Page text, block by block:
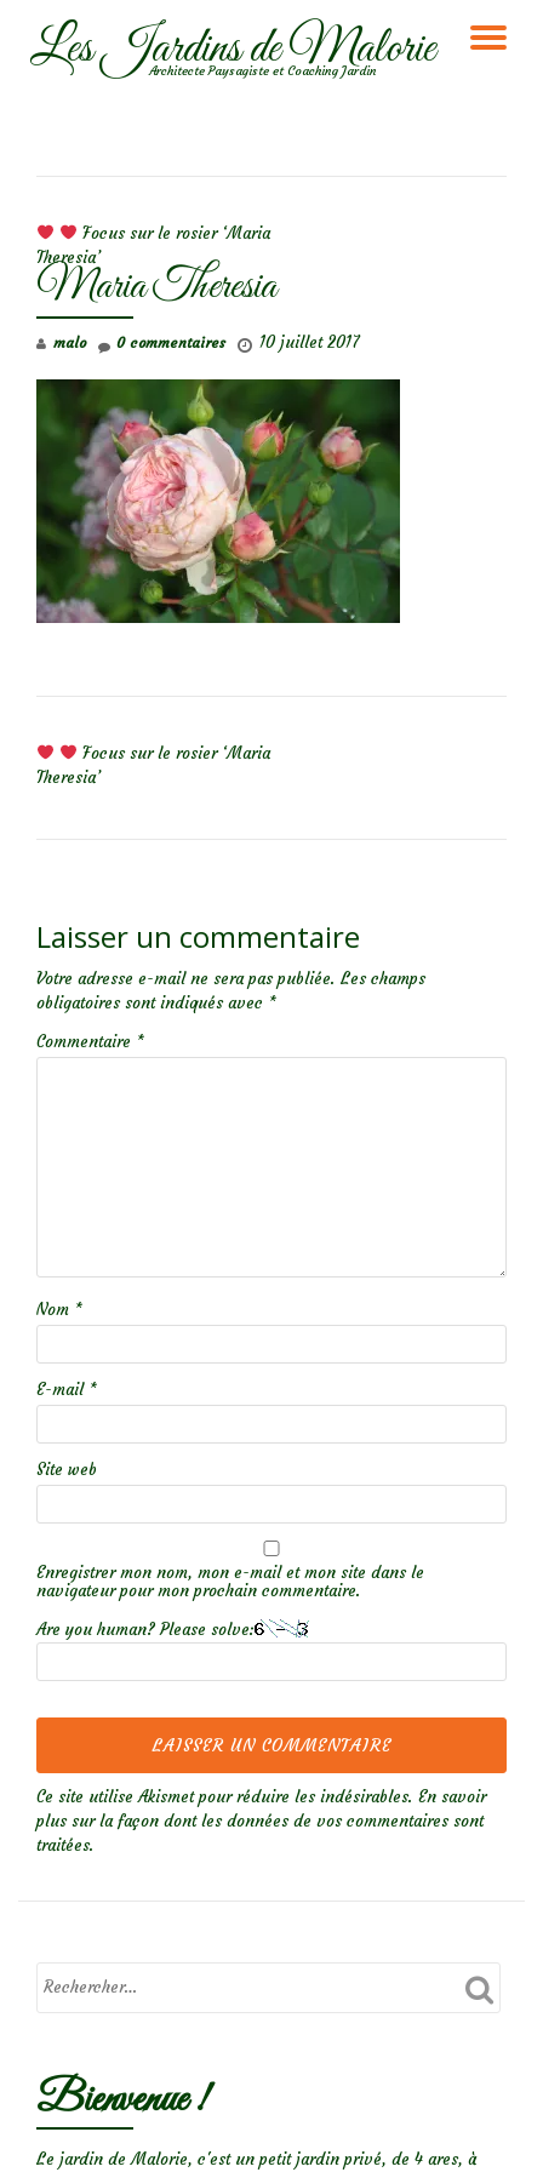
AllerLes Jardins de Malorie
Architecte Paysagiste et Coaching Jardin
Focus sur le rosier ‘Maria
Theresia’
Maria Theresia
malo 10 juillet 2017
0 commentaires
Focus sur le rosier ‘Maria
Theresia’
Laisser un commentaire
Votre adresse e-mail ne sera pas publiée. Les champs
obligatoires sont indiqués avec *
Commentaire *
Nom *
E-mail *
Site web
Enregistrer mon nom, mon e-mail et mon site dans le
navigateur pour mon prochain commentaire.
Are you human? Please solve:
Ce site utilise Akismet pour réduire les indésirables. En savoir
plus sur la façon dont les données de vos commentaires sont
traitées.
Bienvenue !
Le jardin de Malorie, c'est un petit jardin privé, de 4 ares, à